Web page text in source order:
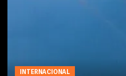
INTERNACIONAL